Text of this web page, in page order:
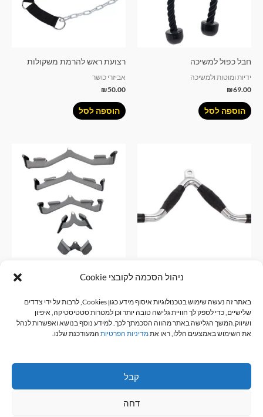
ניהול הסכמה לקובצי Cookie
באתר זה נעשה שימוש בטכנולוגיות איסוף מידע כגון Cookies, לרבות על ידי צדדים
שלישיים, כדי לספק לך חוויית גלישה טובה יותר וכן למטרות סטטיסטיקה, איפיון
ושיווק.המשך הגלישה באתר מהווה הסכמתך לכך. למידע נוסף בנושא ואפשרות לנהל
את השימוש באמצעים הללו, ראו אתמדיניות הפרטיות המעודכנת שלנו.
קבל
דחה
חבל כפול למשיכה
ידיות ומוטות ולמשיכה
₪69.00
הוספה לסל
רצועת ראש להרמת משקולות
אביזרי כושר
₪50.00
הוספה לסל
₪120.00
הוספה לסל
סט ידיות משיכה לפולי | סט ידיות
אביזרי כושר
₪890.00
הוספה לסל